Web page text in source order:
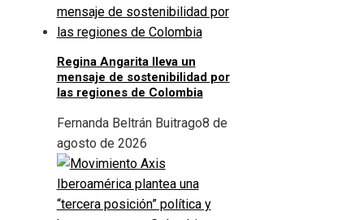
Regina Angarita lleva un
mensaje de sostenibilidad por
las regiones de Colombia
Fernanda Beltrán Buitrago8 de
agosto de 2026